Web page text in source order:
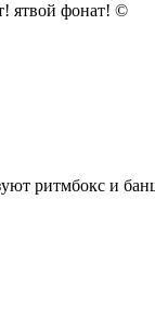
ятвой фонат! ©
ритмбокс и